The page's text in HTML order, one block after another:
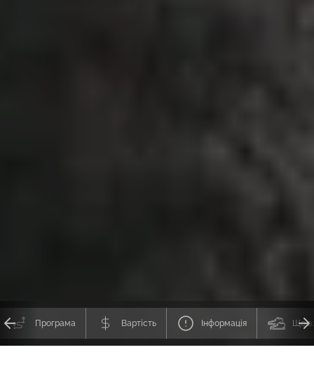
Програма Вартість Інформація Що